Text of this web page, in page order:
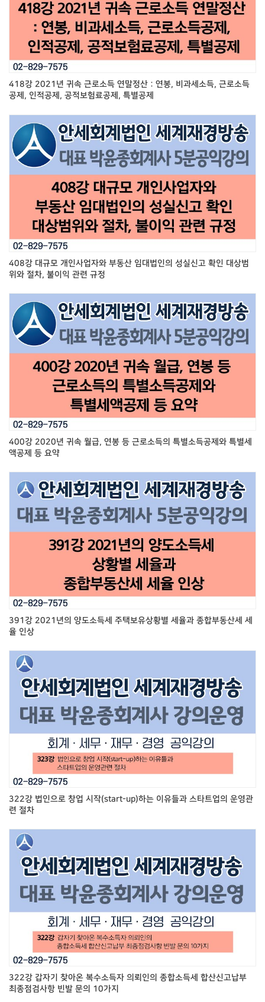
418강 2021년 귀속 근로소득 연말정산 : 연봉, 비과세소득, 근로소득
공제, 인적공제, 공적보험료공제, 특별공제
408강 대규모 개인사업자와 부동산 임대법인의 성실신고 확인 대상범
위와 절차, 불이익 관련 규정
400강 2020년 귀속 월급, 연봉 등 근로소득의 특별소득공제와 특별세
액공제 등 요약
391강 2021년의 양도소득세 주택보유상황별 세율과 종합부동산세 세
율 인상
322강 법인으로 창업 시작(start-up)하는 이유들과 스타트업의 운영관
련 절차
322강 갑자기 찾아온 복수소득자 의뢰인의 종합소득세 합산신고납부
최종점검사항 빈발 문의 10가지